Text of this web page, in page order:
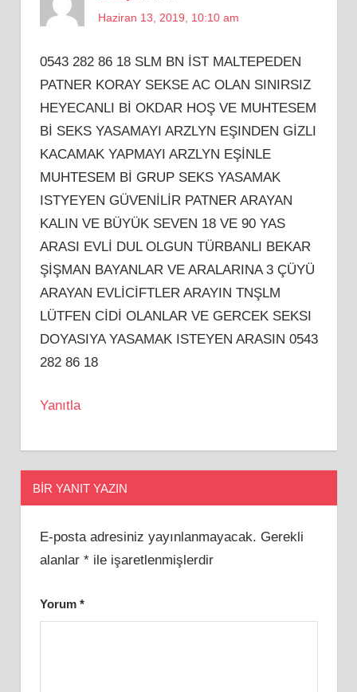
Haziran 13, 2019, 10:10 am
0543 282 86 18 SLM BN İST MALTEPEDEN
PATNER KORAY SEKSE AC OLAN SINIRSIZ
HEYECANLI Bİ OKDAR HOŞ VE MUHTESEM
Bİ SEKS YASAMAYI ARZLYN EŞINDEN GİZLI
KACAMAK YAPMAYI ARZLYN EŞİNLE
MUHTESEM Bİ GRUP SEKS YASAMAK
ISTYEYEN GÜVENİLİR PATNER ARAYAN
KALIN VE BÜYÜK SEVEN 18 VE 90 YAS
ARASI EVLİ DUL OLGUN TÜRBANLI BEKAR
ŞİŞMAN BAYANLAR VE ARALARINA 3 ÇÜYÜ
ARAYAN EVLİCİFTLER ARAYIN TNŞLM
LÜTFEN CİDİ OLANLAR VE GERCEK SEKSI
DOYASIYA YASAMAK ISTEYEN ARASIN 0543
282 86 18
Yanıtla
BIR YANIT YAZIN
E-posta adresiniz yayınlanmayacak. Gerekli
alanlar *ile işaretlenmişlerdir
Yorum *